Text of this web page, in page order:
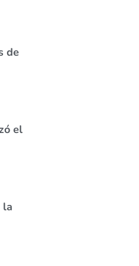
de
el
la